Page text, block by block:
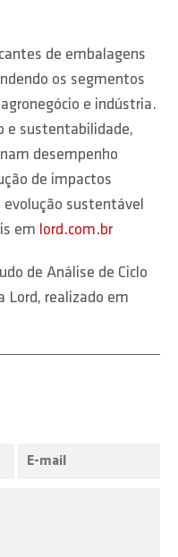
de embalagens
os segmentos
e indústria.
e sustentabilidade,
desempenho
de impactos
sustentável
em lord.com.br
de Análise de Ciclo
Lord, realizado em